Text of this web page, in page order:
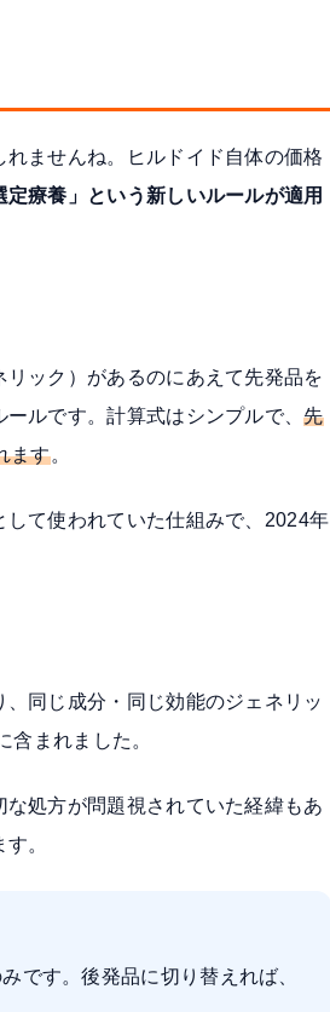
ませんね。ヒルドイド自体の価格
療養」という新しいルールが適用
リック）があるのにあえて先発品を
ルです。計算式はシンプルで、先
ます。
て使われていた仕組みで、2024年
同じ成分・同じ効能のジェネリッ
含まれました。
処方が問題視されていた経緯もあ
。
です。後発品に切り替えれば、